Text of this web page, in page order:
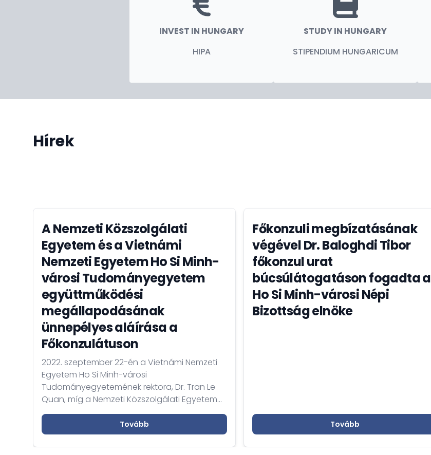
INVEST IN HUNGARY
HIPA
STUDY IN HUNGARY
STIPENDIUM HUNGARICUM
Hírek
A Nemzeti Közszolgálati
Egyetem és a Vietnámi
Nemzeti Egyetem Ho Si Minh-
városi Tudományegyetem
együttműködési
megállapodásának
ünnepélyes aláírása a
Főkonzulátuson
2022. szeptember 22-én a Vietnámi Nemzeti
Egyetem Ho Si Minh-városi
Tudományegyetemének rektora, Dr. Tran Le
Quan, míg a Nemzeti Közszolgálati Egyetem
részéről Dr. Deli Gergely rektor együttműködési
megállapodást írtak alá. A megállapodás
célja többek között a víztudományi
együttműködés elősegítése a két egyetem
Tovább
Főkonzuli megbízatásának
végével Dr. Baloghdi Tibor
főkonzul urat
búcsúlátogatáson fogadta a
Ho Si Minh-városi Népi
Bizottság elnöke
Tovább